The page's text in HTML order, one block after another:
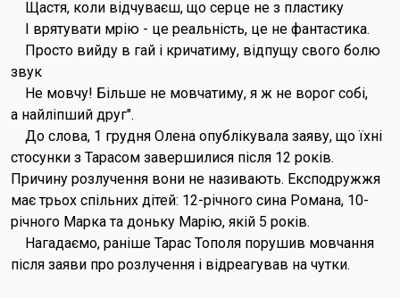
Щастя, коли відчуваєш, що серце не з пластику
І врятувати мрію - це реальність, це не фантастика.
Просто вийду в гай і кричатиму, відпущу свого болю
звук
Не мовчу! Більше не мовчатиму, я ж не ворог собі,
а найліпший друг".
До слова, 1 грудня Олена опублікувала заяву, що їхні
стосунки з Тарасом завершилися після 12 років.
Причину розлучення вони не називають. Експодружжя
має трьох спільних дітей: 12-річного сина Романа, 10-
річного Марка та доньку Марію, якій 5 років.
Нагадаємо, раніше Тарас Тополя порушив мовчання
після заяви про розлучення і відреагував на чутки.